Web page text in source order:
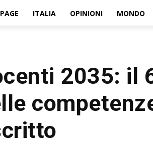
ITALIA OPINIONI MONDO
2035: il